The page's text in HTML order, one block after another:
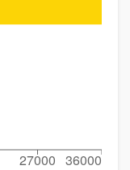
27000 36000